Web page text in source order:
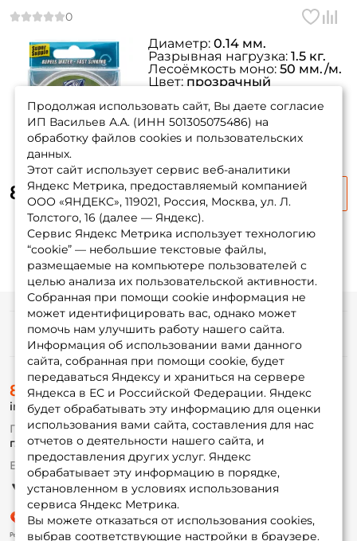
815 ₽1 085 ₽ -25%
Диаметр: 0.14 мм.
Разрывная нагрузка: 1.5 кг.
Лесоёмкость моно: 50 мм./м.
Цвет: прозрачный
Продолжая использовать сайт, Вы даете согласие
ИП Васильев А.А. (ИНН 501305075486) на
обработку файлов cookies и пользовательских
данных.
Этот сайт использует сервис веб-аналитики
Яндекс Метрика, предоставляемый компанией
ООО «ЯНДЕКС», 119021, Россия, Москва, ул. Л.
Толстого, 16 (далее — Яндекс).
Сервис Яндекс Метрика использует технологию
“cookie” — небольшие текстовые файлы,
размещаемые на компьютере пользователей с
целью анализа их пользовательской активности.
Собранная при помощи cookie информация не
может идентифицировать вас, однако может
помочь нам улучшить работу нашего сайта.
Информация об использовании вами данного
сайта, собранная при помощи cookie, будет
передаваться Яндексу и храниться на сервере
Яндекса в ЕС и Российской Федерации. Яндекс
будет обрабатывать эту информацию для оценки
использования вами сайта, составления для нас
отчетов о деятельности нашего сайта, и
предоставления других услуг. Яндекс
обрабатывает эту информацию в порядке,
установленном в условиях использования
сервиса Яндекс Метрика.
Вы можете отказаться от использования cookies,
выбрав соответствующие настройки в браузере.
Email: *
Номер телефона: *
Придумайте пароль: *
Повторите пароль: *
Заполняя данную форму вы соглашаетесь на обработку
персональных данных
Создать аккаунт
У меня уже есть аккаунт
Информация
О магазине
Доставка
Оплата
Fox-bonus
Гуру
Партнерская программа
8 (495) 532-77-88
info@foxfishing.ru
По вопросам с заказом
г. Москва, ул. Плеханова д.7
Ежедневно 10:00 до 20:00